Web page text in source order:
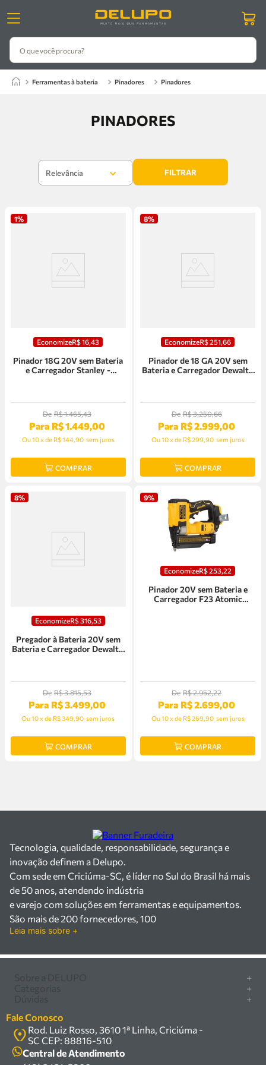
O que você procura?
ferramentas à bateria pinadores pinadores
PINADORES
Relevância FILTRAR
1%
EconomizeR$16 ,43
Pinador 18G 20V sem Bateria
e Carregador Stanley -
De R$1.465,43
Para R$1.449,00
Ou10xde R$ 144,90 sem juros
COMPRAR
8%
EconomizeR$251 ,66
Pinador de 18 GA 20V sem
Bateria e Carregador Dewalt -
De R$3.250,66
Para R$2.999,00
Ou10xde R$ 299,90 sem juros
COMPRAR
8%
EconomizeR$316, 53
Pregador à Bateria 20V sem
Bateria e Carregador Dewalt -
De R$3.815,53
Para R$3.499,00
Ou10xde R$ 349,90 sem juros
COMPRAR
9%
EconomizeR$253,22
Pinador 20V sem Bateria e
Carregador F23 Atomic
De R$2.952,22
Para R$2.699,00
Ou10xde R$ 269,90 sem juros
COMPRAR
Tecnologia, qualidade, responsabilidade, segurança e
inovação definem a Delupo.
Com sede em Criciúma-SC, é líder no Sul do Brasil há mais
de 50 anos, atendendo indústria
e varejo com soluções em ferramentas e equipamentos.
São mais de 200 fornecedores, 100
mil itens à pronta entrega e uma equipe qualificada em
Há mais de 50 anos no mercado, a Delupo é referência em
setores industrial e varejista com um amplo portfólio de
produtos à pronta entrega.
Trabalhamos com mais de 200 fornecedores parceiros e
um estoque com mais de
Leia mais sobre +
+
Marcas
Política de privacidade
Política de entrega
+
Serra circular
Compressor
Caixa Organizadora
+
Como comprar
Central de ajuda
Troca, devolução e garantia
Fale Conosco
Rod. Luiz Rosso, 3610 1ª Linha, Criciúma -
SC CEP: 88816-510
Central de Atendimento